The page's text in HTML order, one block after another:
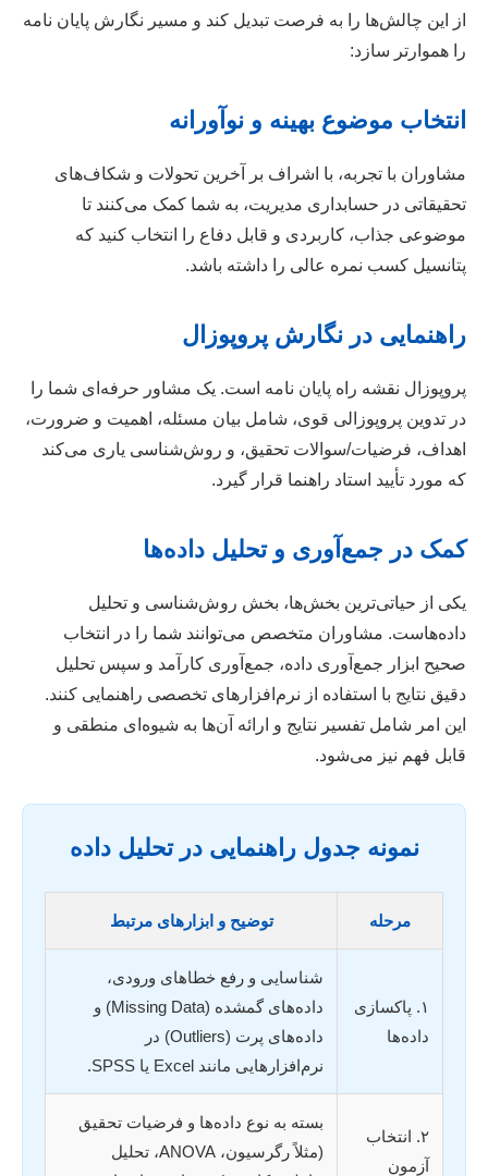
از این چالش‌ها را به فرصت تبدیل کند و مسیر نگارش پایان نامه
را هموارتر سازد:
انتخاب موضوع بهینه و نوآورانه
مشاوران با تجربه، با اشراف بر آخرین تحولات و شکاف‌های
تحقیقاتی در حسابداری مدیریت، به شما کمک می‌کنند تا
موضوعی جذاب، کاربردی و قابل دفاع را انتخاب کنید که
پتانسیل کسب نمره عالی را داشته باشد.
راهنمایی در نگارش پروپوزال
پروپوزال نقشه راه پایان نامه است. یک مشاور حرفه‌ای شما را
در تدوین پروپوزالی قوی، شامل بیان مسئله، اهمیت و ضرورت،
اهداف، فرضیات/سوالات تحقیق، و روش‌شناسی یاری می‌کند
که مورد تأیید استاد راهنما قرار گیرد.
کمک در جمع‌آوری و تحلیل داده‌ها
یکی از حیاتی‌ترین بخش‌ها، بخش روش‌شناسی و تحلیل
داده‌هاست. مشاوران متخصص می‌توانند شما را در انتخاب
صحیح ابزار جمع‌آوری داده، جمع‌آوری کارآمد و سپس تحلیل
دقیق نتایج با استفاده از نرم‌افزارهای تخصصی راهنمایی کنند.
این امر شامل تفسیر نتایج و ارائه آن‌ها به شیوه‌ای منطقی و
قابل فهم نیز می‌شود.
نمونه جدول راهنمایی در تحلیل داده
مرحله توضیح و ابزارهای مرتبط
۱. پاکسازی
داده‌ها
شناسایی و رفع خطاهای ورودی،
داده‌های گمشده (Missing Data) و
داده‌های پرت (Outliers) در
نرم‌افزارهایی مانند Excel یا SPSS.
۲. انتخاب
آزمون
بسته به نوع داده‌ها و فرضیات تحقیق
(مثلاً رگرسیون، ANOVA، تحلیل